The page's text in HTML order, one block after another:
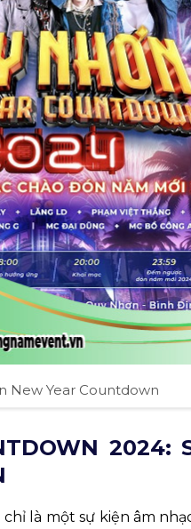
New Year Countdown
2024:
là một sự kiện âm